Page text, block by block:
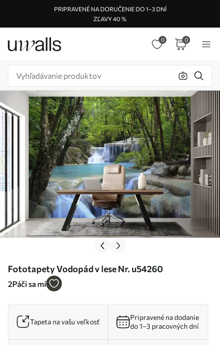
PRIPRAVENÉ NA DORUČENIE DO 1–3 DNÍ
ZĽAVY 40 %
0 0
Fototapety Vodopád v lese Nr. u54260
2Páči sa mi
Tapeta na vašu veľkosť
Pripravené na dodanie
do 1–3 pracovných dní